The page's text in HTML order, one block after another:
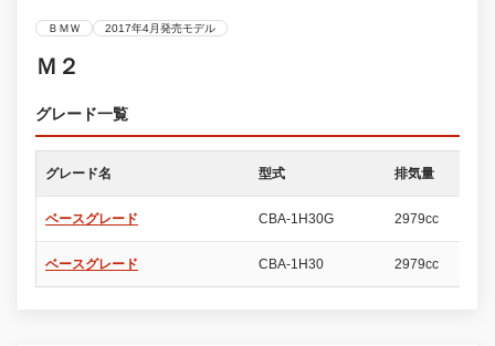
ＢＭＷ 2017年4月発売モデル
Ｍ２
グレード一覧
グレード名 型式 排気量
ベースグレード CBA-1H30G 2979cc
ベースグレード CBA-1H30 2979cc